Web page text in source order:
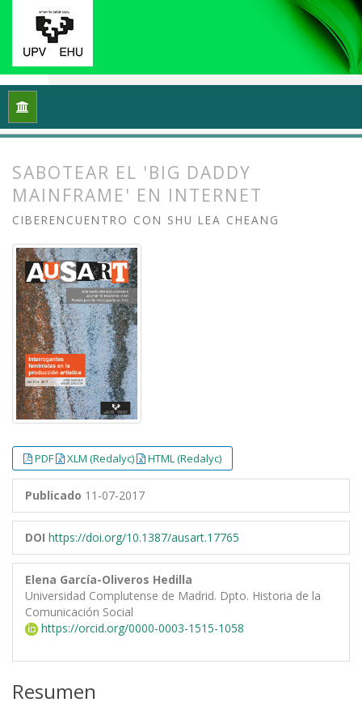
Inicio
SABOTEAR EL 'BIG DADDY
MAINFRAME' EN INTERNET
CIBERENCUENTRO CON SHU LEA CHEANG
PDF XLM (Redalyc) HTML (Redalyc)
Publicado 11-07-2017
DOI https://doi.org/10.1387/ausart.17765
Elena García-Oliveros Hedilla
Universidad Complutense de Madrid. Dpto. Historia de la
Comunicación Social
https://orcid.org/0000-0003-1515-1058
Resumen